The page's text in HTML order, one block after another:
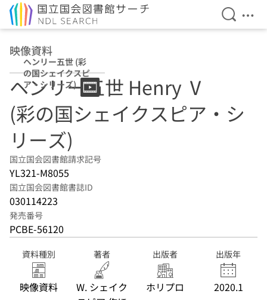
検索を
メ
映像資料
ヘンリー五世 (彩
の国シェイクスピ
ア・シリーズ)
ヘンリー五世 Henry Ⅴ
(彩の国シェイクスピア・シ
リーズ)
国立国会図書館請求記号
YL321-M8055
国立国会図書館書誌ID
030114223
発売番号
PCBE-56120
資料種別
映像資料
著者
W. シェイク
出版者
ホリプロ
出版年
2020.1